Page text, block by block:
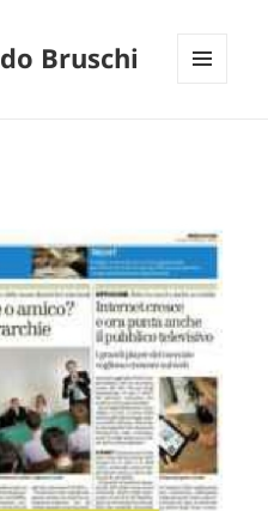
Bruschi